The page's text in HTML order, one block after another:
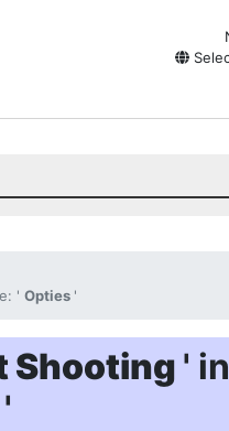
' Opties '
Shooting '
'